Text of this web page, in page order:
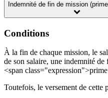
Indemnité de fin de mission
Conditions
À la fin de chaque mission, le
de son salaire, une indemnité
<span
Toutefois, le versement de cette